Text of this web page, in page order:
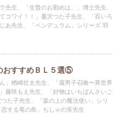
先生、「生贄のお勤めは、」博士先生、
コワイ！！」蔓沢つた子先生、「百いろ
あ先生、「ペンデュラム」シリーズ 羽
おすすめＢＬ５選⑤
」楢崎壮太先生、「腐男子召喚〜異世界
藤咲もえ先生、「好物はいちばんさいご
た子先生、「坂の上の魔法使い」シリ
する竜の島」ちしゃの実先生